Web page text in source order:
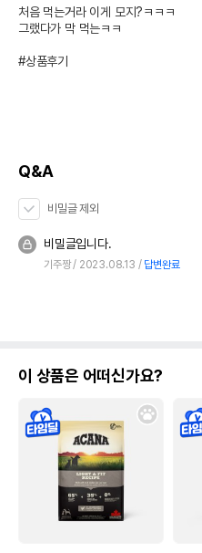
처음 먹는거라 이게 모지?ㅋㅋㅋ
그랬다가 막 먹는ㅋㅋ
#상품후기
Q&A
비밀글 제외
비밀글입니다.
기주짱 2023.08.13 답변완료
이 상품은 어떠신가요?